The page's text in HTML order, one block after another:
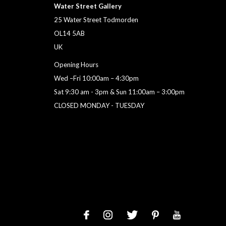
Water Street Gallery
25 Water Street Todmorden
OL14 5AB
UK
Opening Hours
Wed –Fri 10:00am – 4:30pm
Sat 9:30 am - 3pm & Sun 11:00am – 3:00pm
CLOSED MONDAY - TUESDAY